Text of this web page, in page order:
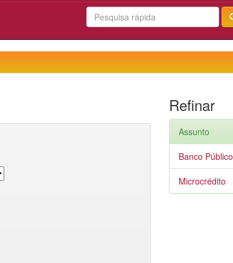
Refinar
Assunto
Banco Público
Microcrédito